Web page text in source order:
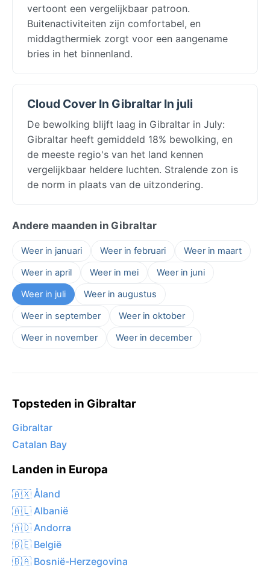
vertoont een vergelijkbaar patroon.
Buitenactiviteiten zijn comfortabel, en
middagthermiek zorgt voor een aangename
bries in het binnenland.
Cloud Cover In Gibraltar In juli
De bewolking blijft laag in Gibraltar in July:
Gibraltar heeft gemiddeld 18% bewolking, en
de meeste regio's van het land kennen
vergelijkbaar heldere luchten. Stralende zon is
de norm in plaats van de uitzondering.
Andere maanden in Gibraltar
Weer in januari Weer in februari
Weer in maart
Weer in april
Weer in mei
Weer in juni
Weer in juli
Weer in augustus
Weer in september
Weer in oktober
Weer in november
Weer in december
Topsteden in Gibraltar
Gibraltar
Catalan Bay
Landen in Europa
🇦🇽 Åland
🇦🇱 Albanië
🇦🇩 Andorra
🇧🇪 België
🇧🇦 Bosnië-Herzegovina